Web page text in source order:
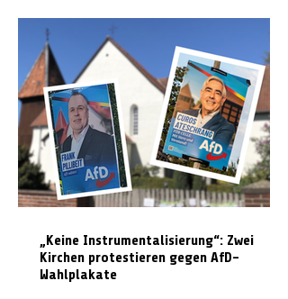
„Keine Instrumentalisierung“: Zwei
Kirchen protestieren gegen AfD-
Wahlplakate